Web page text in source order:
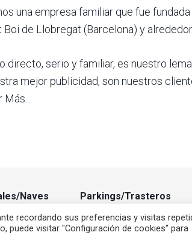
una empresa familiar que fue
Boi de Llobregat (Barcelona) y
directo, serio y familiar, es nuestro
mejor publicidad, son nuestros
Más…
Naves Parkings/Trasteros
© 2026 INMOBILIARIA MONGAL
recordando sus preferencias y visitas
puede visitar "Configuración de cookies" para